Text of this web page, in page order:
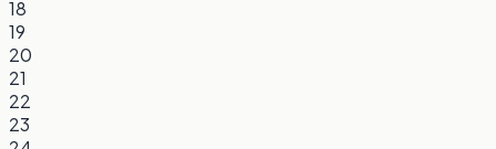
18
19
20
21
22
23